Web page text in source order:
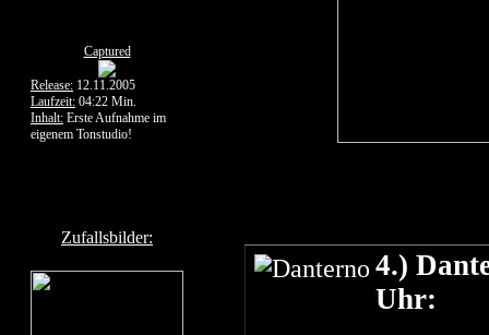
Captured
Release: 12.11.2005
Laufzeit: 04:22 Min.
Inhalt: Erste Aufnahme im
eigenem Tonstudio!
Zufallsbilder:
4.)
Uhr: